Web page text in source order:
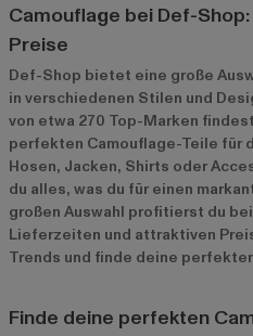
Camouflage bei Def-
Preise
Def-Shop bietet eine große
in verschiedenen Stilen und
von etwa 270 Top-Marken
perfekten Camouflage-Teile für
Hosen, Jacken, Shirts oder
du alles, was du für einen
großen Auswahl profitierst du
Lieferzeiten und attraktiven
Trends und finde deine
Finde deine perfekten